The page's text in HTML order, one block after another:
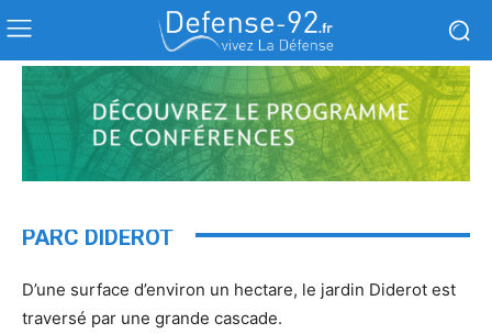
PARC DIDEROT
D’une surface d’environ un hectare, le jardin Diderot est
traversé par une grande cascade.